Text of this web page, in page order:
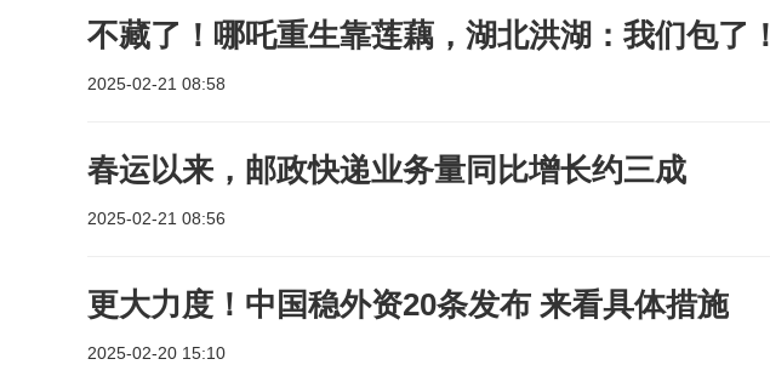
不藏了！哪吒重生靠莲藕，湖北洪湖：我们包了！
2025-02-21 08:58
春运以来，邮政快递业务量同比增长约三成
2025-02-21 08:56
更大力度！中国稳外资20条发布 来看具体措施
2025-02-20 15:10